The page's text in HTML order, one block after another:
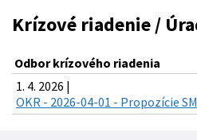
Krízové riadenie /
Odbor krízového riadenia
1. 4. 2026 |
OKR - 2026-04-01 - Propozície